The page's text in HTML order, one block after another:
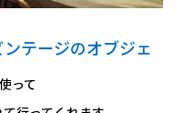
テージのオブジェ
って